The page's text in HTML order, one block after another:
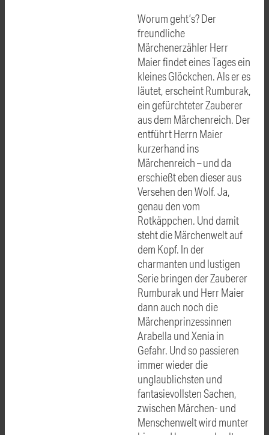
Worum geht’s? Der
freundliche
Märchenerzähler Herr
Maier findet eines Tages ein
kleines Glöckchen. Als er es
läutet, erscheint Rumburak,
ein gefürchteter Zauberer
aus dem Märchenreich. Der
entführt Herrn Maier
kurzerhand ins
Märchenreich – und da
erschießt eben dieser aus
Versehen den Wolf. Ja,
genau den vom
Rotkäppchen. Und damit
steht die Märchenwelt auf
dem Kopf. In der
charmanten und lustigen
Serie bringen der Zauberer
Rumburak und Herr Maier
dann auch noch die
Märchenprinzessinnen
Arabella und Xenia in
Gefahr. Und so passieren
immer wieder die
unglaublichsten und
fantasievollsten Sachen,
zwischen Märchen- und
Menschenwelt wird munter